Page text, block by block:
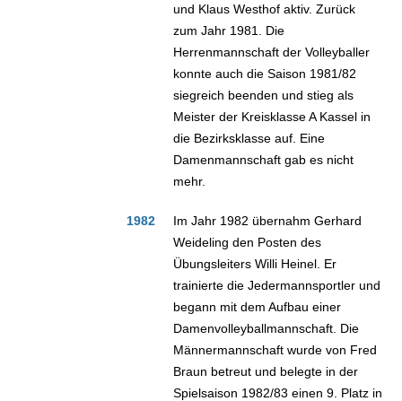
und Klaus Westhof aktiv. Zurück
zum Jahr 1981. Die
Herrenmannschaft der Volleyballer
konnte auch die Saison 1981/82
siegreich beenden und stieg als
Meister der Kreisklasse A Kassel in
die Bezirksklasse auf. Eine
Damenmannschaft gab es nicht
mehr.
1982
Im Jahr 1982 übernahm Gerhard
Weideling den Posten des
Übungsleiters Willi Heinel. Er
trainierte die Jedermannsportler und
begann mit dem Aufbau einer
Damenvolleyballmannschaft. Die
Männermannschaft wurde von Fred
Braun betreut und belegte in der
Spielsaison 1982/83 einen 9. Platz in